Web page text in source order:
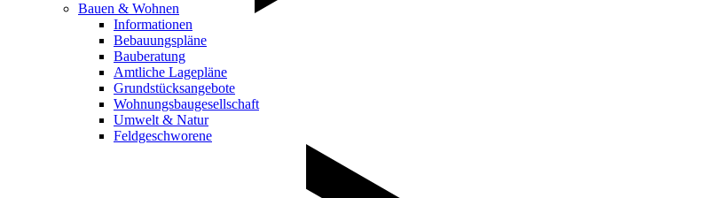
Bauen & Wohnen
Informationen
Bebauungspläne
Bauberatung
Amtliche Lagepläne
Grundstücksangebote
Wohnungsbaugesellschaft
Umwelt & Natur
Feldgeschworene